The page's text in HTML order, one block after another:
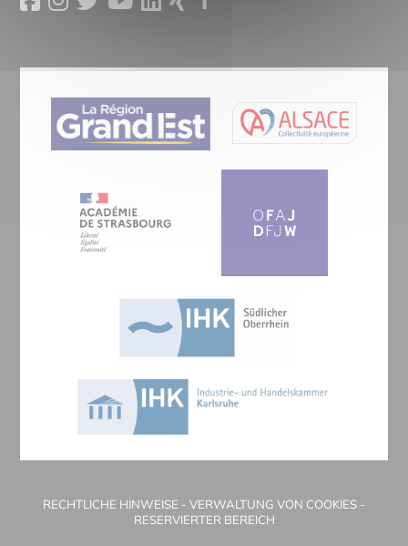
RECHTLICHE HINWEISE - VERWALTUNG VON COOKIES -
RESERVIERTER BEREICH